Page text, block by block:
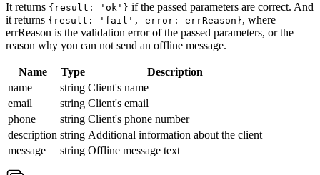
It returns {result: 'ok'} if the passed parameters are correct. And
it returns {result: 'fail', error: errReason}, where
errReason is the validation error of the passed parameters, or the
reason why you can not send an offline message.
Name Type
Description
name
string Client's name
email
string Client's email
phone
string Client's phone number
description string Additional information about the client
message
string Offline message text